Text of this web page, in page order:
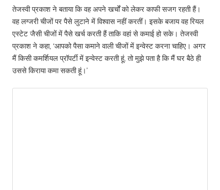
तेजस्वी प्रकाश ने बताया कि वह अपने खर्चों को लेकर काफी सजग रहती हैं।
वह लग्जरी चीजों पर पैसे लुटाने में विश्वास नहीं करतीं। इसके बजाय वह रियल
एस्टेट जैसी चीजों में पैसे खर्च करती हैं ताकि वहां से कमाई हो सके। तेजस्वी
प्रकाश ने कहा, ‘आपको पैसा कमाने वाली चीजों में इन्वेस्ट करना चाहिए। अगर
मैं किसी कमर्शियल प्रॉपर्टी में इन्वेस्ट करती हूं, तो मुझे पता है कि मैं घर बैठे ही
उससे किराया कमा सकती हूं।’